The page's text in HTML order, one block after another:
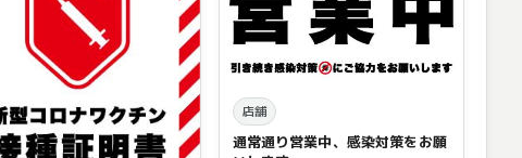
店舗
通常通り営業中、感染対策をお願